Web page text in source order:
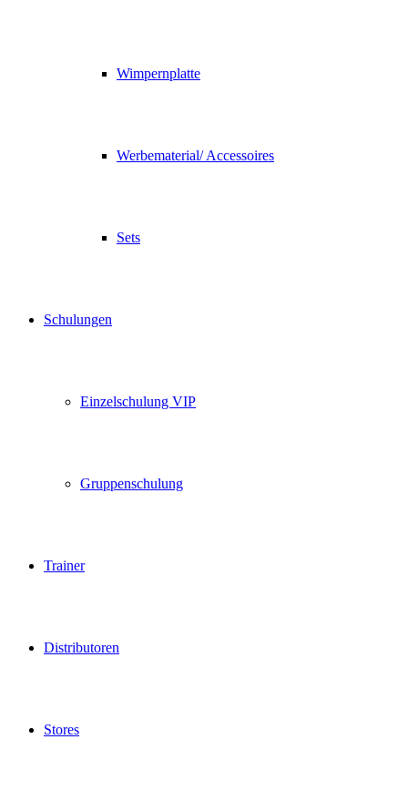
Wimpernplatte
Werbematerial/ Accessoires
Sets
Schulungen
Einzelschulung VIP
Gruppenschulung
Trainer
Distributoren
Stores